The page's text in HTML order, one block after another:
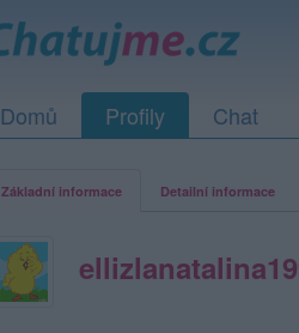
Domů Profily Chat
Základní informace Detailní informace